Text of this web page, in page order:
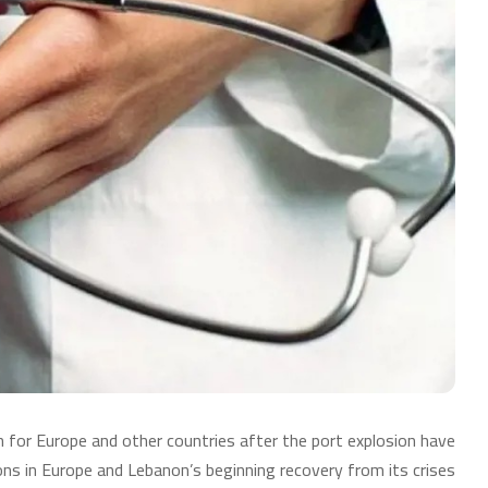
Europe and other countries after the port explosion have
Europe and Lebanon’s beginning recovery from its crises.